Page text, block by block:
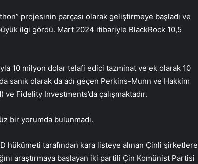
projesinin parçası olarak geliştirmeye başladı ve
ilgi gördü. Mart 2024 itibariyle BlackRock 10,5
10 milyon dolar telafi edici tazminat ve ek olarak 10
sanık olarak da adı geçen Perkins-Munn ve Hakkim
ve Fidelity Investments’da çalışmaktadır.
bir yorumda bulunmadı.
hükümeti tarafından kara listeye alınan Çinli şirketlere
araştırmaya başlayan iki partili Çin Komünist Partisi